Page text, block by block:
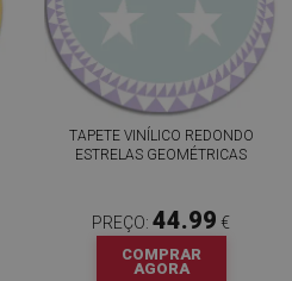
TAPETE VINÍLICO REDONDO
ESTRELAS GEOMÉTRICAS
PREÇO: 44.99 €
COMPRAR
AGORA